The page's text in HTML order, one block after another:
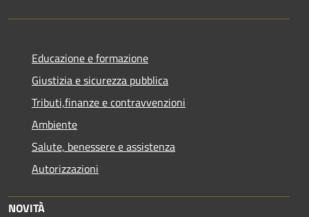
Educazione e formazione
Giustizia e sicurezza pubblica
Tributi,finanze e contravvenzioni
Ambiente
Salute, benessere e assistenza
Autorizzazioni
NOVITÀ